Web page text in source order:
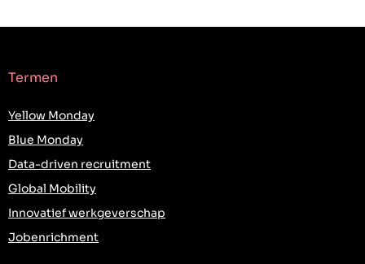
Termen
Yellow Monday
Blue Monday
Data-driven recruitment
Global Mobility
Innovatief werkgeverschap
Jobenrichment